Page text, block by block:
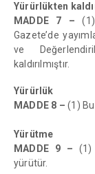
Yürürlükten
MADDE 7 –
Gazete’de
ve
kaldırılmıştır.
Yürürlük
MADDE 8 – (1)
Yürütme
MADDE 9 – (1)
yürütür.